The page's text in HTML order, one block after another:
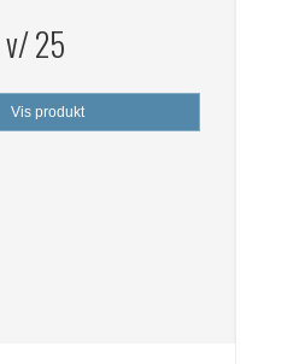
v/ 25
Vis produkt